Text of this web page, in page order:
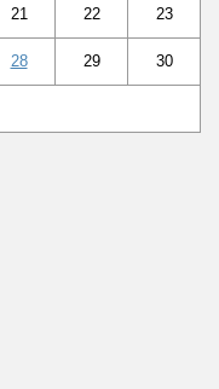
21 22 23
28 29 30